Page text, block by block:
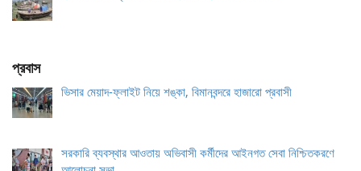
প্রবাস
ভিসার মেয়াদ-ফ্লাইট নিয়ে শঙ্কা, বিমানবন্দরে হাজারো প্রবাসী
সরকারি ব্যবস্থার আওতায় অভিবাসী কর্মীদের আইনগত সেবা নিশ্চিতকরণে